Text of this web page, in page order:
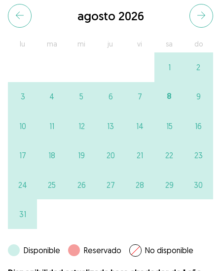
agosto 2026
lu ma mi ju vi sa do
1 2
3 4 5 6 7 8 9
10 11 12 13 14 15 16
17 18 19 20 21 22 23
24 25 26 27 28 29 30
31
Disponible Reservado No disponible